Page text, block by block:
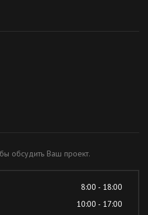
обсудить Ваш проект.
8:00 - 18:00
10:00 - 17:00